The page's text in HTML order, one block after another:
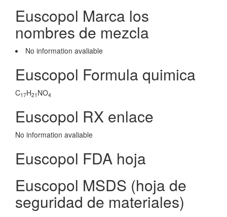
Euscopol Marca los
nombres de mezcla
No information avaliable
Euscopol Formula quimica
C17H21 NO4
Euscopol RX enlace
No information avaliable
Euscopol FDA hoja
Euscopol MSDS (hoja de
seguridad de materiales)